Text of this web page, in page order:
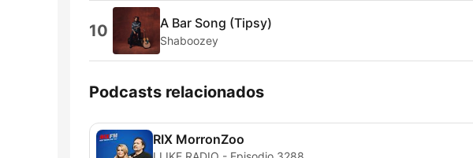
10 A Bar Song (Tipsy)
Shaboozey
Podcasts relacionados
RIX MorronZoo